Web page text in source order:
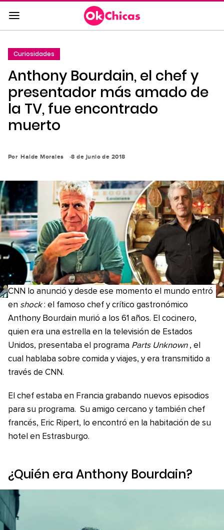
Saltar
al
contenido
a
la
navegación
principal
Curiosidades
Anthony Bourdain, el chef y
presentador más amado de
la TV, fue encontrado
muerto
Por Haide Morales 8 de junio de 2018
CNN lo anunció y desde ese momento el mundo entró
en shock : el famoso chef y crítico gastronómico
Anthony Bourdain murió a los 61 años. El cocinero,
quien era una estrella en la televisión de Estados
Unidos, presentaba el programa Parts Unknown , el
cual hablaba sobre comida y viajes, y era transmitido a
través de CNN.
El chef estaba en Francia grabando nuevos episodios
para su programa. Su amigo cercano y también chef
francés, Eric Ripert, lo encontró en la habitación de su
hotel en Estrasburgo.
¿Quién era Anthony Bourdain?